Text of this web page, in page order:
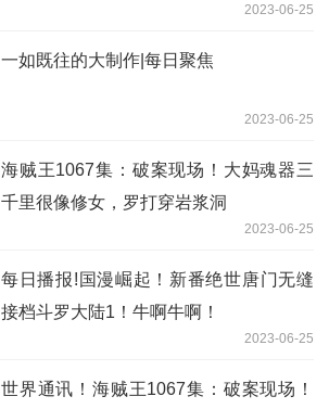
2023-06-25
一如既往的大制作|每日聚焦
2023-06-25
海贼王1067集：破案现场！大妈魂器三
千里很像修女，罗打穿岩浆洞
2023-06-25
每日播报!国漫崛起！新番绝世唐门无缝
接档斗罗大陆1！牛啊牛啊！
2023-06-25
世界通讯！海贼王1067集：破案现场！